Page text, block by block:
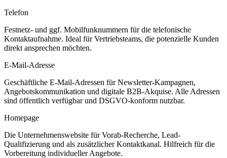
Telefon
Festnetz- und ggf. Mobilfunknummern für die telefonische
Kontaktaufnahme. Ideal für Vertriebsteams, die potenzielle Kunden
direkt ansprechen möchten.
E-Mail-Adresse
Geschäftliche E-Mail-Adressen für Newsletter-Kampagnen,
Angebotskommunikation und digitale B2B-Akquise. Alle Adressen
sind öffentlich verfügbar und DSGVO-konform nutzbar.
Homepage
Die Unternehmenswebsite für Vorab-Recherche, Lead-
Qualifizierung und als zusätzlicher Kontaktkanal. Hilfreich für die
Vorbereitung individueller Angebote.